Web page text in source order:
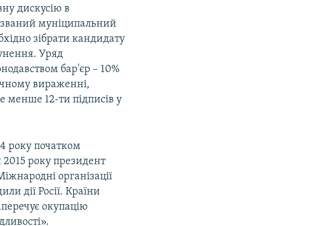
дискусію в
муніципальний
зібрати кандидату
Уряд
бар'єр – 10%
вираженні,
менше 12-ти підписів у
року початком
2015 року президент
організації
дії Росії. Країни
окупацію